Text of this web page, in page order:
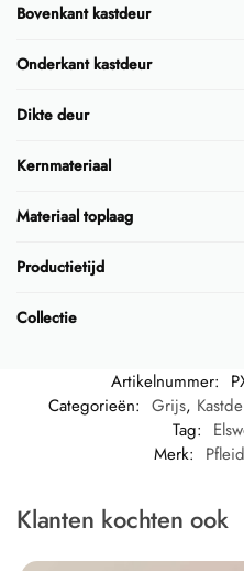
Bovenkant kastdeur
Onderkant kastdeur
Dikte deur
Kernmateriaal
Materiaal toplaag
Productietijd
Collectie
Artikelnummer:
Categorieën: Grijs,
Tag:
Merk:
Klanten kochten ook